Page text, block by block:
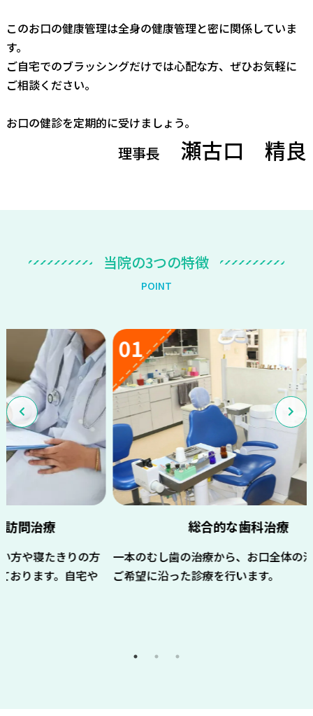
このお口の健康管理は全身の健康管理と密に関係していま
す。
ご自宅でのブラッシングだけでは心配な方、ぜひお気軽に
ご相談ください。
お口の健診を定期的に受けましょう。
理事長 瀬古口 精良
当院の3つの特徴
POINT
方
や
01
総合的な歯科治療
一本のむし歯の治療から、お口全体の治療まで、
ご希望に沿った診療を行います。
当